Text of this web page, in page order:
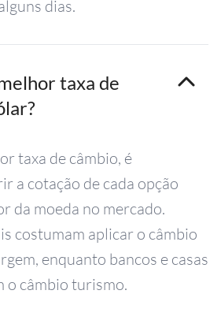
dias.
taxa de
taxa de câmbio, é
a cotação de cada opção
da moeda no mercado.
costumam aplicar o câmbio
enquanto bancos e casas
o câmbio turismo.